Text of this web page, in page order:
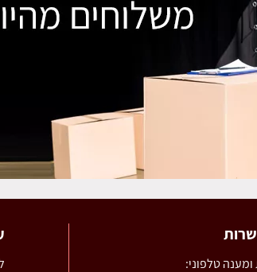
טלפוני: